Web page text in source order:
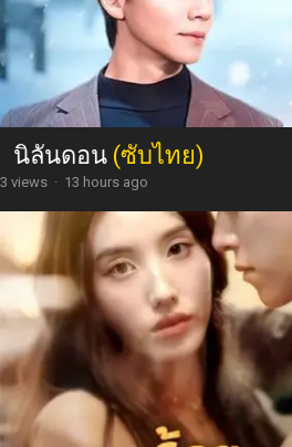
นิลันดอน (ซับไทย)
3 views · 13 hours ago